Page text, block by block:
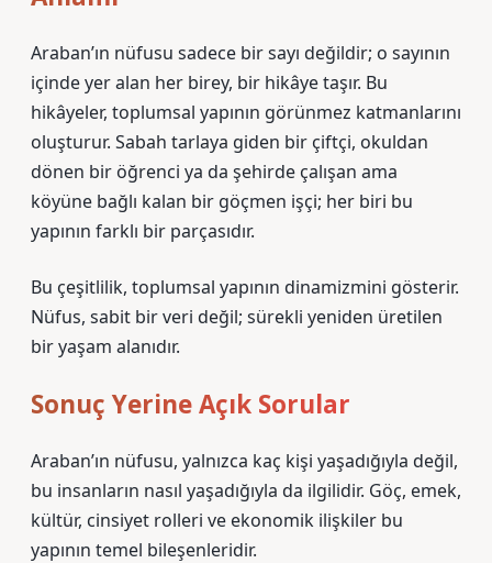
Araban’ın nüfusu sadece bir sayı değildir; o sayının
içinde yer alan her birey, bir hikâye taşır. Bu
hikâyeler, toplumsal yapının görünmez katmanlarını
oluşturur. Sabah tarlaya giden bir çiftçi, okuldan
dönen bir öğrenci ya da şehirde çalışan ama
köyüne bağlı kalan bir göçmen işçi; her biri bu
yapının farklı bir parçasıdır.
Bu çeşitlilik, toplumsal yapının dinamizmini gösterir.
Nüfus, sabit bir veri değil; sürekli yeniden üretilen
bir yaşam alanıdır.
Sonuç Yerine Açık Sorular
Araban’ın nüfusu, yalnızca kaç kişi yaşadığıyla değil,
bu insanların nasıl yaşadığıyla da ilgilidir. Göç, emek,
kültür, cinsiyet rolleri ve ekonomik ilişkiler bu
yapının temel bileşenleridir.